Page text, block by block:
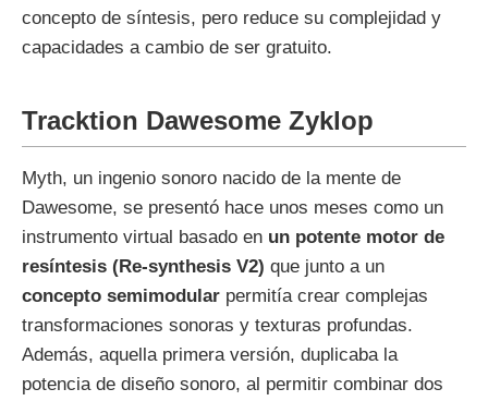
concepto de síntesis, pero reduce su complejidad y
capacidades a cambio de ser gratuito.
Tracktion Dawesome Zyklop
Myth, un ingenio sonoro nacido de la mente de
Dawesome, se presentó hace unos meses como un
instrumento virtual basado en un potente motor de
resíntesis (Re-synthesis V2) que junto a un
concepto semimodular permitía crear complejas
transformaciones sonoras y texturas profundas.
Además, aquella primera versión, duplicaba la
potencia de diseño sonoro, al permitir combinar dos